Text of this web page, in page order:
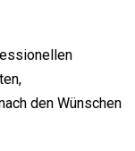
den Wünschen